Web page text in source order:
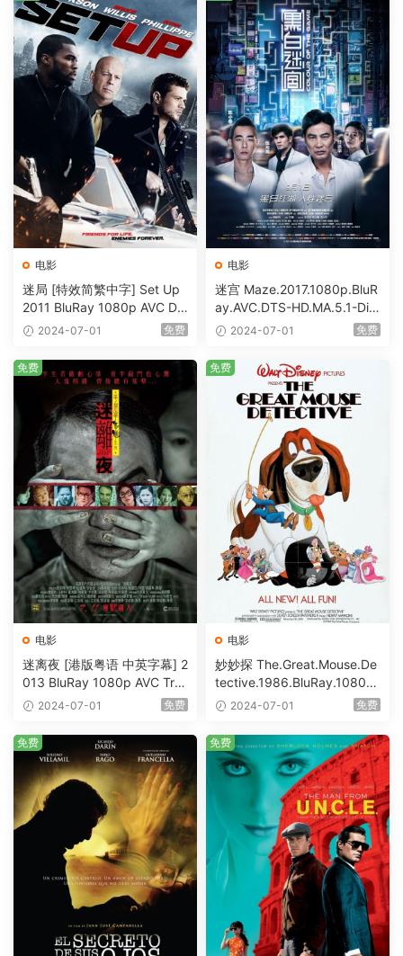
电影
迷局 [特效简繁中字] Set Up
2011 BluRay 1080p AVC DT
S-HD MA5.1-shhaclm@CHD
2024-07-01 免费
电影
迷宫 Maze.2017.1080p.BluR
ay.AVC.DTS-HD.MA.5.1-DiY
@HDHome [BDISO 19.7GB]
2024-07-01 免费
电影
迷离夜 [港版粤语 中英字幕] 2
013 BluRay 1080p AVC Tru
eHD5.1 [BDISO 22.64GB]
2024-07-01 免费
免费
电影
妙妙探 The.Great.Mouse.De
tective.1986.BluRay.1080p.
AVC.DTS-HD.MA.5.1-HDHo
2024-07-01 免费
免费
免费 免费